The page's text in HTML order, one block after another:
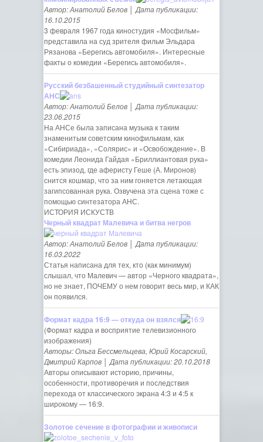
Автор: Анатолий Белов │ Дата публикации:
16.10.2015
3 февраля 1967 года киностудия «Мосфильм»
представила на суд зрителя фильм Эльдара
Рязанова «Берегись автомобиля». Интересные
факты о комедии «Берегись автомобиля».
Русский безбашенный студийный синтезатор
АНС
Автор: Анатолий Белов │ Дата публикации:
23.06.2015
На АНСе была записана музыка к таким
знаменитым советским кинофильмам, как
«Сибириада», «Солярис» и «Освобождение». В
комедии Леонида Гайдая «Бриллиантовая рука»
есть эпизод, где аферисту Геше (А. Миронов)
снится кошмар, что за ним гоняется летающая
загипсованная рука. Озвучена эта сцена тоже с
помощью синтезатора АНС.
ИСТОРИЯ ИСКУСТВ
Черный квадрат Малевича и битва негров
Автор: Анатолий Белов │ Дата публикации:
16.03.2022
Статья написана для тех, кто (как минимум)
слышал, что Малевич — автор «Черного квадрата»,
но не знает, ПОЧЕМУ о нем говорит весь мир, и КАК
он появился.
Формат кадра 16:9 — откуда он взялся
(Формат кадра и восприятие телевизионного
изображения)
Авторы: Ольга Бессмельцева, Юрий Косарский,
Дмитрий Карпов │ Дата публикации: 20.10.2018
Авторы описывают историю, причины,
особенности, противоречия и последствия
перехода от классического экрана 4:3 и 4:5 к
широкому — 16:9.
Золотое сечение в фотографии и живописи